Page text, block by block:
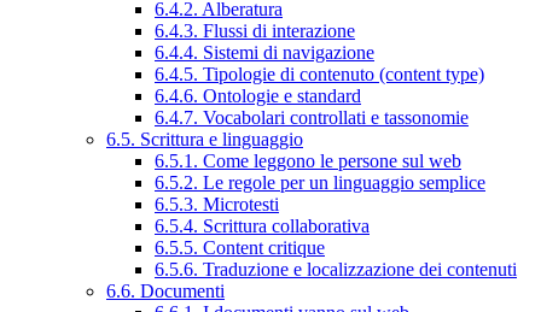
6.4.2. Alberatura
6.4.3. Flussi di interazione
6.4.4. Sistemi di navigazione
6.4.5. Tipologie di contenuto (content type)
6.4.6. Ontologie e standard
6.4.7. Vocabolari controllati e tassonomie
6.5. Scrittura e linguaggio
6.5.1. Come leggono le persone sul web
6.5.2. Le regole per un linguaggio semplice
6.5.3. Microtesti
6.5.4. Scrittura collaborativa
6.5.5. Content critique
6.5.6. Traduzione e localizzazione dei contenuti
6.6. Documenti